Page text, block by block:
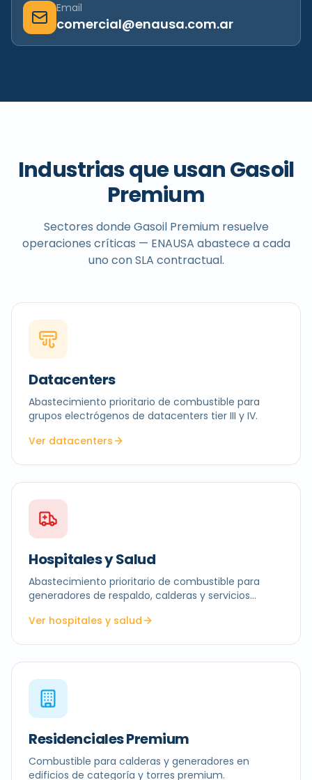
Email
comercial@enausa.com.ar
Industrias que usan Gasoil
Premium
Sectores donde Gasoil Premium resuelve
operaciones críticas — ENAUSA abastece a cada
uno con SLA contractual.
Datacenters
Abastecimiento prioritario de combustible para
grupos electrógenos de datacenters tier III y IV.
Ver datacenters
Hospitales y Salud
Abastecimiento prioritario de combustible para
generadores de respaldo, calderas y servicios
Ver hospitales y salud
Residenciales Premium
Combustible para calderas y generadores en
edificios de categoría y torres premium.